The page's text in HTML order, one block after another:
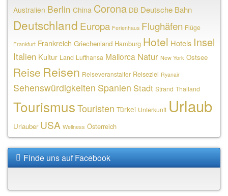
Australien Berlin China Corona DB Deutsche Bahn
Deutschland Europa Ferienhaus Flughäfen Flüge
Frankfurt Frankreich Griechenland Hamburg Hotel Hotels Insel
Italien Kultur Land Lufthansa Mallorca Natur New York Ostsee
Reise Reisen Reiseveranstalter Reiseziel Ryanair
Sehenswürdigkeiten Spanien Stadt Strand Thailand
TourismusTouristen Türkei Unterkunft Urlaub
Urlauber USA Wellness Österreich
Finde uns auf Facebook